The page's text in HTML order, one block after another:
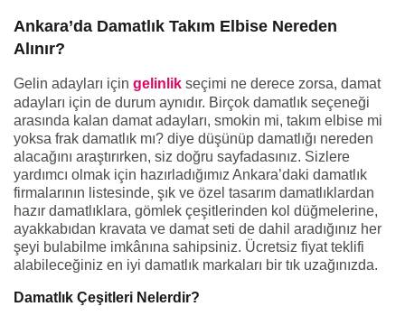
Ankara’da Damatlık Takım Elbise Nereden
Alınır?
Gelin adayları için gelinlik seçimi ne derece zorsa, damat
adayları için de durum aynıdır. Birçok damatlık seçeneği
arasında kalan damat adayları, smokin mi, takım elbise mi
yoksa frak damatlık mı? diye düşünüp damatlığı nereden
alacağını araştırırken, siz doğru sayfadasınız. Sizlere
yardımcı olmak için hazırladığımız Ankara’daki damatlık
firmalarının listesinde, şık ve özel tasarım damatlıklardan
hazır damatlıklara, gömlek çeşitlerinden kol düğmelerine,
ayakkabıdan kravata ve damat seti de dahil aradığınız her
şeyi bulabilme imkânına sahipsiniz. Ücretsiz fiyat teklifi
alabileceğiniz en iyi damatlık markaları bir tık uzağınızda.
Damatlık Çeşitleri Nelerdir?